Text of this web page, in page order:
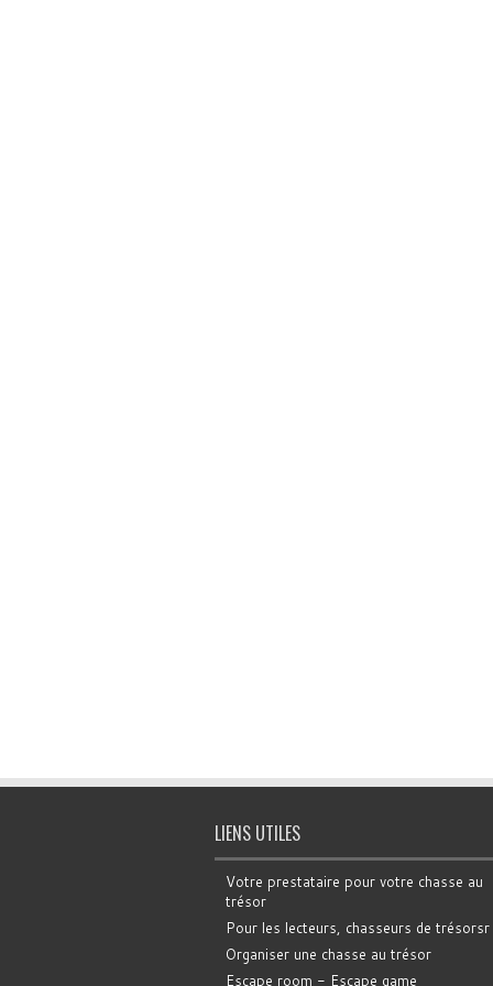
LIENS UTILES
Votre prestataire pour votre chasse au
trésor
Pour les lecteurs, chasseurs de trésorsr
Organiser une chasse au trésor
Escape room - Escape game